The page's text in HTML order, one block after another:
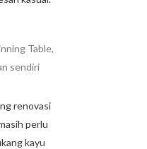
Table,
sendiri
renovasi
perlu
kayu